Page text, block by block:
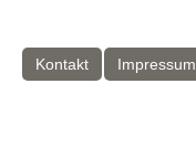
Kontakt Impressum